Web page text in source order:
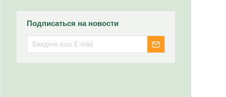
Подписаться на новости